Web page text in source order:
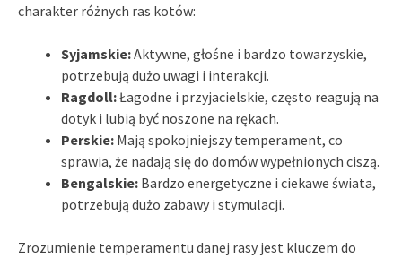
charakter różnych ras kotów:
Syjamskie:Aktywne, głośne i bardzo towarzyskie,
potrzebują dużo uwagi i interakcji.
Ragdoll:Łagodne i przyjacielskie, często reagują na
dotyk i lubią być noszone na rękach.
Perskie: Mają spokojniejszy temperament, co
sprawia, że nadają się do domów wypełnionych ciszą.
Bengalskie: Bardzo energetyczne i ciekawe świata,
potrzebują dużo zabawy i stymulacji.
Zrozumienie temperamentu danej rasy jest kluczem do